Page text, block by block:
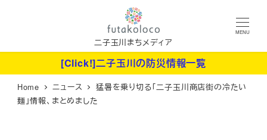
ン
二子玉川まちメディア
MENU
[Click!]二子玉川の防災情報一覧
Home ニュース
猛暑を乗り切る「二子玉川商店街の冷たい
麺」情報、まとめました